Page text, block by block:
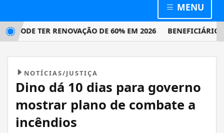
MENU
TER RENOVAÇÃO DE 60% EM 2026 BENEFICIÁRIOS
NOTÍCIAS/JUSTIÇA
Dino dá 10 dias para governo
mostrar plano de combate a
incêndios